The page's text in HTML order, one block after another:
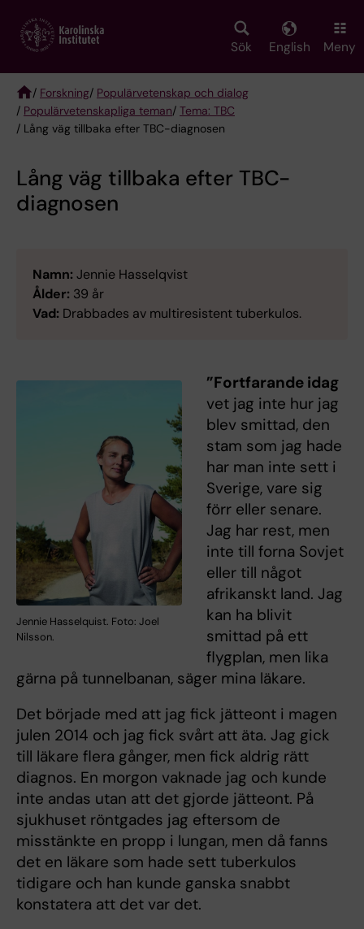
main
Sök English Meny
Breadcrumb
/ Forskning/ Populärvetenskap och dialog
/ Populärvetenskapliga teman/ Tema: TBC
/ Lång väg tillbaka efter TBC-diagnosen
Lång väg tillbaka efter TBC-
diagnosen
Namn: Jennie Hasselqvist
Ålder: 39 år
Vad: Drabbades av multiresistent tuberkulos.
Jennie Hasselquist. Foto: Joel
Nilsson.
”Fortfarande idag
vet jag inte hur jag
blev smittad, den
stam som jag hade
har man inte sett i
Sverige, vare sig
förr eller senare.
Jag har rest, men
inte till forna Sovjet
eller till något
afrikanskt land. Jag
kan ha blivit
smittad på ett
flygplan, men lika
gärna på tunnelbanan, säger mina läkare.
Det började med att jag fick jätteont i magen
julen 2014 och jag fick svårt att äta. Jag gick
till läkare flera gånger, men fick aldrig rätt
diagnos. En morgon vaknade jag och kunde
inte andas utan att det gjorde jätteont. På
sjukhuset röntgades jag eftersom de
misstänkte en propp i lungan, men då fanns
det en läkare som hade sett tuberkulos
tidigare och han kunde ganska snabbt
konstatera att det var det.